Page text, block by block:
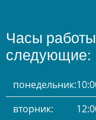
Часы
следующие:
понедельник:
вторник: